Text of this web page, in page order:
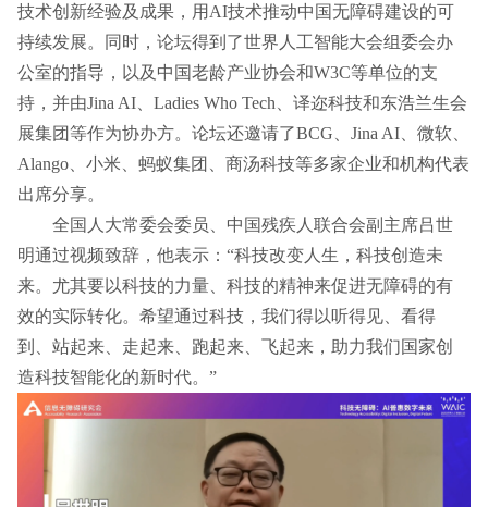
技术创新经验及成果，用AI技术推动中国无障碍建设的可
持续发展。同时，论坛得到了世界人工智能大会组委会办
公室的指导，以及中国老龄产业协会和W3C等单位的支
持，并由Jina AI、Ladies Who Tech、译迩科技和东浩兰生会
展集团等作为协办方。论坛还邀请了BCG、Jina AI、微软、
Alango、小米、蚂蚁集团、商汤科技等多家企业和机构代表
出席分享。
全国人大常委会委员、中国残疾人联合会副主席吕世
明通过视频致辞，他表示：“科技改变人生，科技创造未
来。尤其要以科技的力量、科技的精神来促进无障碍的有
效的实际转化。希望通过科技，我们得以听得见、看得
到、站起来、走起来、跑起来、飞起来，助力我们国家创
造科技智能化的新时代。”